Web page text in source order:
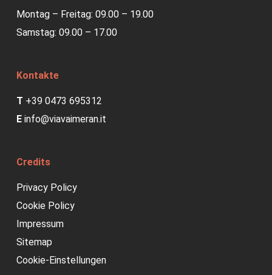
Montag – Freitag: 09.00 – 19.00
Samstag: 09.00 – 17.00
Kontakte
T +39 0473 695312
E info@viavaimeran.it
Credits
Privacy Policy
Cookie Policy
Impressum
Sitemap
Cookie-Einstellungen